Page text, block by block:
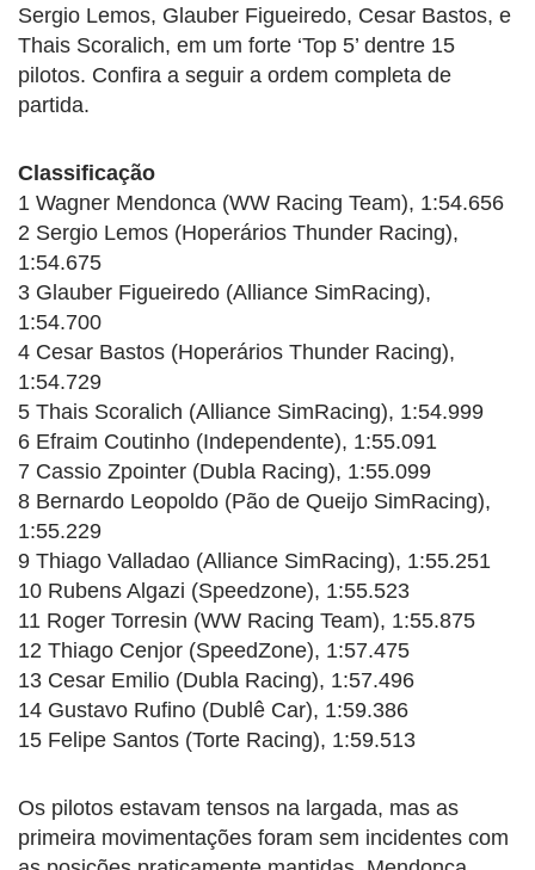
Sergio Lemos, Glauber Figueiredo, Cesar Bastos, e
Thais Scoralich, em um forte ‘Top 5’ dentre 15
pilotos. Confira a seguir a ordem completa de
partida.
Classificação
1 Wagner Mendonca (WW Racing Team), 1:54.656
2 Sergio Lemos (Hoperários Thunder Racing),
1:54.675
3 Glauber Figueiredo (Alliance SimRacing),
1:54.700
4 Cesar Bastos (Hoperários Thunder Racing),
1:54.729
5 Thais Scoralich (Alliance SimRacing), 1:54.999
6 Efraim Coutinho (Independente), 1:55.091
7 Cassio Zpointer (Dubla Racing), 1:55.099
8 Bernardo Leopoldo (Pão de Queijo SimRacing),
1:55.229
9 Thiago Valladao (Alliance SimRacing), 1:55.251
10 Rubens Algazi (Speedzone), 1:55.523
11 Roger Torresin (WW Racing Team), 1:55.875
12 Thiago Cenjor (SpeedZone), 1:57.475
13 Cesar Emilio (Dubla Racing), 1:57.496
14 Gustavo Rufino (Dublê Car), 1:59.386
15 Felipe Santos (Torte Racing), 1:59.513
Os pilotos estavam tensos na largada, mas as
primeira movimentações foram sem incidentes com